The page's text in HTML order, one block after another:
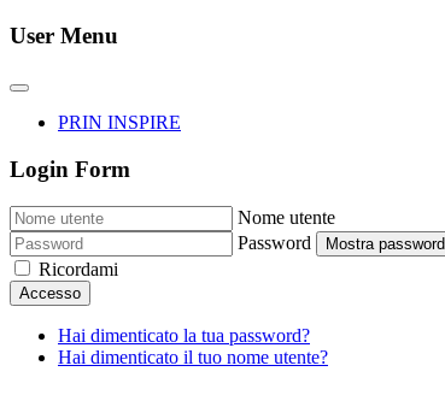
User Menu
PRIN INSPIRE
Login Form
Nome utente
Password
Mostra password
Ricordami
Accesso
Hai dimenticato la tua password?
Hai dimenticato il tuo nome utente?